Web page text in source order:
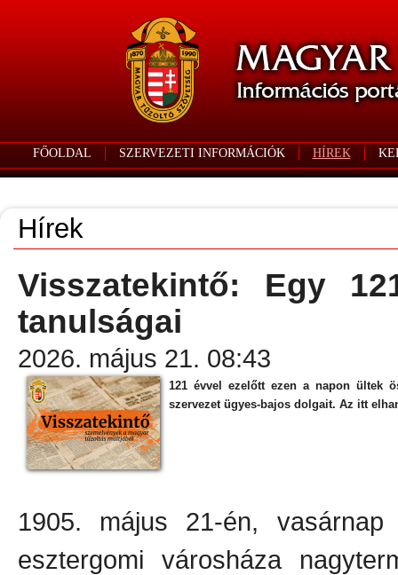
FŐOLDAL SZERVEZETI INFORMÁCIÓK HÍREK
Hírek
Visszatekintő: Egy
tanulságai
2026. május 21. 08:43
121 évvel ezelőtt ezen a napon ültek
szervezet ügyes-bajos dolgait. Az itt
1905. május 21-én,
esztergomi városháza